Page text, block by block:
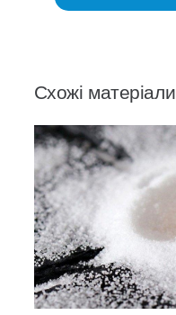
Схожі матеріали